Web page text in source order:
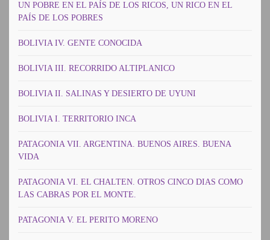
UN POBRE EN EL PAÍS DE LOS RICOS, UN RICO EN EL
PAÍS DE LOS POBRES
BOLIVIA IV. GENTE CONOCIDA
BOLIVIA III. RECORRIDO ALTIPLANICO
BOLIVIA II. SALINAS Y DESIERTO DE UYUNI
BOLIVIA I. TERRITORIO INCA
PATAGONIA VII. ARGENTINA. BUENOS AIRES. BUENA
VIDA
PATAGONIA VI. EL CHALTEN. OTROS CINCO DIAS COMO
LAS CABRAS POR EL MONTE.
PATAGONIA V. EL PERITO MORENO